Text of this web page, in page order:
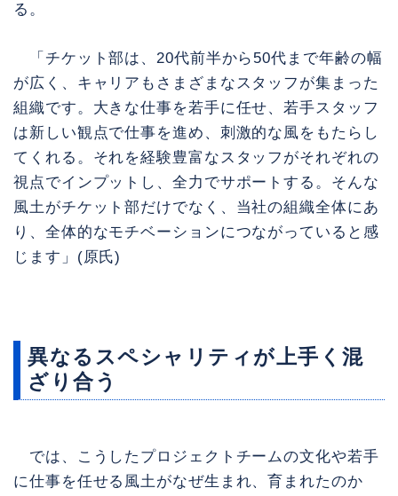
る。
「チケット部は、20代前半から50代まで年齢の幅
が広く、キャリアもさまざまなスタッフが集まった
組織です。大きな仕事を若手に任せ、若手スタッフ
は新しい観点で仕事を進め、刺激的な風をもたらし
てくれる。それを経験豊富なスタッフがそれぞれの
視点でインプットし、全力でサポートする。そんな
風土がチケット部だけでなく、当社の組織全体にあ
り、全体的なモチベーションにつながっていると感
じます」(原氏)
異なるスペシャリティが上手く混
ざり合う
では、こうしたプロジェクトチームの文化や若手
に仕事を任せる風土がなぜ生まれ、育まれたのか